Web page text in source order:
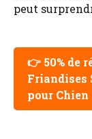
peut
👉 50% de
Friandises
pour Chien